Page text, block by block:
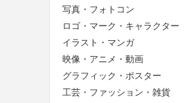
写真・フォトコン
ロゴ・マーク・キャラクター
イラスト・マンガ
映像・アニメ・動画
グラフィック・ポスター
工芸・ファッション・雑貨